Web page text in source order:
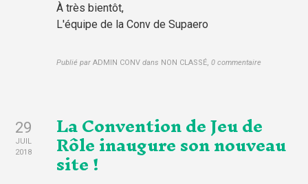
À très bientôt,
L'équipe de la Conv de Supaero
Publié par ADMIN CONV dans NON CLASSÉ,0 commentaire
29
JUIL
2018
La Convention de Jeu de
Rôle inaugure son nouveau
site !